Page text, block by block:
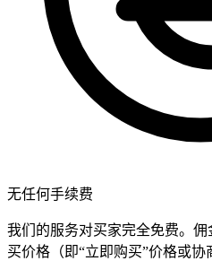
无任何手续费
我们的服务对买家完全免费。
买价格（即“立即购买”价格或